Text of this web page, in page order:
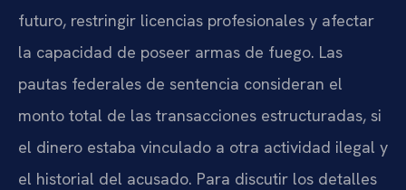
futuro, restringir licencias profesionales y afectar
la capacidad de poseer armas de fuego. Las
pautas federales de sentencia consideran el
monto total de las transacciones estructuradas, si
el dinero estaba vinculado a otra actividad ilegal y
el historial del acusado. Para discutir los detalles